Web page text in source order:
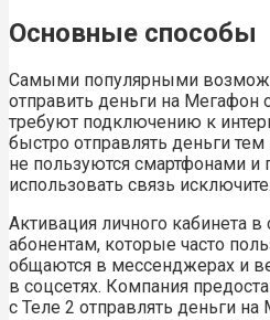
Основные способы
Самыми популярными
отправить деньги на Мегафон
требуют подключению к
быстро отправлять деньги
не пользуются смартфонами и
использовать связь
Активация личного кабинета
абонентам, которые часто
общаются в мессенджерах и
в соцсетях. Компания
с Теле 2 отправлять деньги на